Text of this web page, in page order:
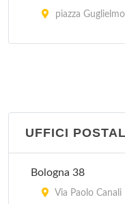
piazza
piazza Medaglie
UFFICI
Bologna 38
Via Paolo Canali